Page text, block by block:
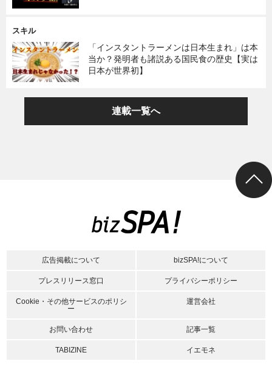
スキル
「インスタントラーメンは日本生まれ」は本
当か？発明者も諸説ある国民食の歴史【実は
日本が世界初】
連載一覧へ
広告掲載について bizSPA!について
プレスリリース窓口 プライバシーポリシー
Cookie・その他サービスのポリシ
ー
運営会社
お問い合わせ 記事一覧
TABIZINE イエモネ